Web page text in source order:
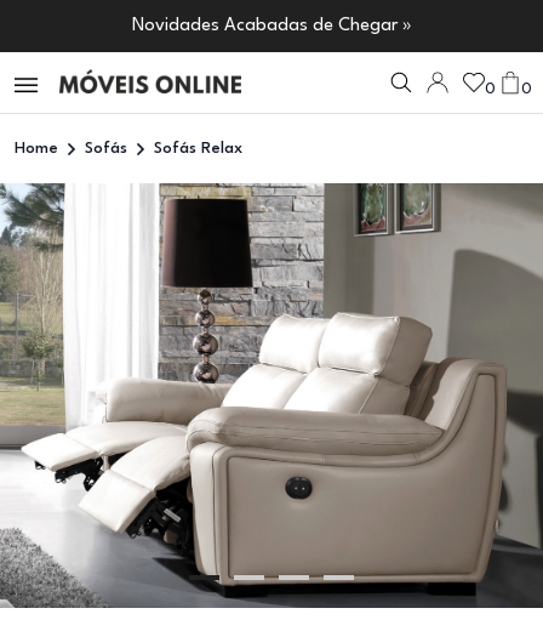
Novidades Acabadas de Chegar »
0 0
Home Sofás Sofás Relax